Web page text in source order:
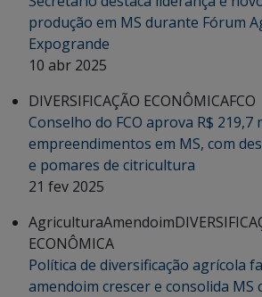
produção em MS durante Fórum
Expogrande
10 abr 2025
DIVERSIFICAÇÃO ECONÔMICAFCO
Conselho do FCO aprova R$
empreendimentos em MS, com
e pomares de citricultura
21 fev 2025
AgriculturaAmendoim
ECONÔMICA
Política de diversificação agrícola
amendoim crescer e consolida